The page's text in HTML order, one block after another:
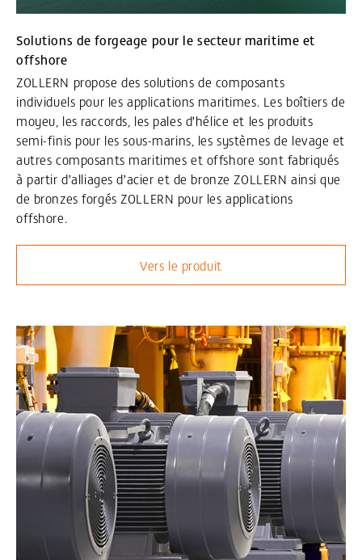
Solutions de forgeage pour le secteur maritime et
offshore
ZOLLERN propose des solutions de composants
individuels pour les applications maritimes. Les boîtiers de
moyeu, les raccords, les pales d’hélice et les produits
semi-finis pour les sous-marins, les systèmes de levage et
autres composants maritimes et offshore sont fabriqués
à partir d’alliages d’acier et de bronze ZOLLERN ainsi que
de bronzes forgés ZOLLERN pour les applications
offshore.
Vers le produit